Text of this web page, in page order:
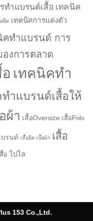
ทำแบรนด์เสื้อ เทคนิค
ยืด เทคนิคการแต่งตัว
คทำแบรนด์ การ
งการตลาด
เทคนิคทำ
ำแบรนด์เสื้อให้
ผ้า เสื้อOversize เสื้อPolo
บรนด์ เสื้อยืด เนื้อผ้า เสื้อ
อ โปโล
153 Co.,Ltd.